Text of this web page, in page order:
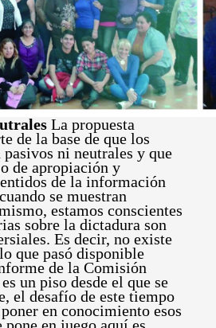
La propuesta
de la base de que los
pasivos ni neutrales y que
de apropiación y
de la información
se muestran
estamos conscientes
sobre la dictadura son
Es decir, no existe
que pasó disponible
de la Comisión
un piso desde el que se
el desafío de este tiempo
en conocimiento esos